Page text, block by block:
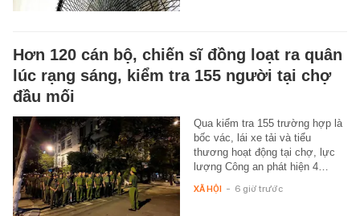
Hơn 120 cán bộ, chiến sĩ đồng loạt ra quân
lúc rạng sáng, kiểm tra 155 người tại chợ
đầu mối
Qua kiểm tra 155 trường hợp là
bốc vác, lái xe tải và tiểu
thương hoạt động tại chợ, lực
lượng Công an phát hiện 4…
XÃ HỘI - 6 giờ trước